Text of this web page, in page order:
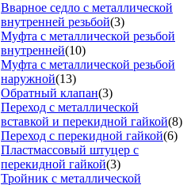
Вварное седло с металлической
внутренней резьбой(3)
Муфта с металлической резьбой
внутренней(10)
Муфта с металлической резьбой
наружной(13)
Обратный клапан(3)
Переход с металлической
вставкой и перекидной гайкой(8)
Переход с перекидной гайкой(6)
Пластмассовый штуцер с
перекидной гайкой(3)
Тройник с металлической